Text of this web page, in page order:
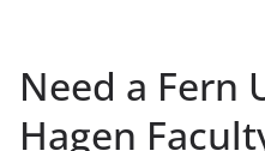
Need a Fern
Hagen